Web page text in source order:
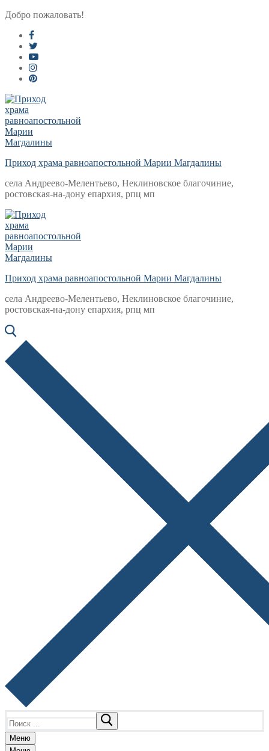
Перейти
содержимому
Меню
Закрыть
Добро пожаловать!
Приход храма равноапостольной Марии Магдалины
села Андреево-Мелентьево, Неклиновское благочиние,
ростовская-на-дону епархия, рпц мп
Приход храма равноапостольной Марии Магдалины
села Андреево-Мелентьево, Неклиновское благочиние,
ростовская-на-дону епархия, рпц мп
Меню